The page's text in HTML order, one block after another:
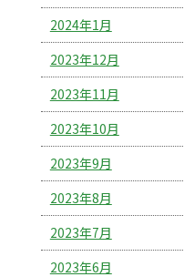
2024年1月
2023年12月
2023年11月
2023年10月
2023年9月
2023年8月
2023年7月
2023年6月